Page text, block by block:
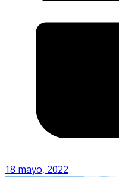
18 mayo, 2022